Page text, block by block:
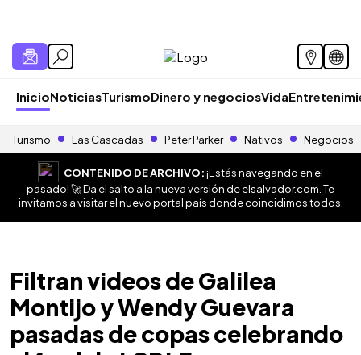
InicioNoticiasTurismoDinero y negociosVida
Turismo Las Cascadas Peter Parker Nativos Negocios
CONTENIDO DE ARCHIVO:¡Estás navegando en el
pasado! 🚀 Da el salto a la nueva versión deelsalvador.com . Te
invitamos a visitar el nuevo portal país donde coincidimos todos.
Filtran videos de Galilea
Montijo y Wendy Guevara
pasadas de copas celebrando